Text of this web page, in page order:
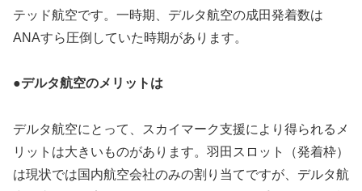
テッド航空です。一時期、デルタ航空の成田発着数は
ANAすら圧倒していた時期があります。
●デルタ航空のメリットは
デルタ航空にとって、スカイマーク支援により得られるメ
リットは大きいものがあります。羽田スロット（発着枠）
は現状では国内航空会社のみの割り当てですが、デルタ航